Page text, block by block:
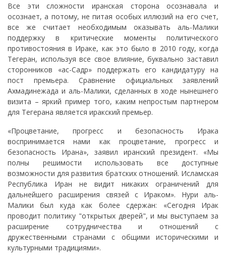
Все эти сложности иранская сторона осознавала и
осознает, а потому, не питая особых иллюзий на его счет,
все же считает необходимым оказывать аль-Малики
поддержку в критические моменты политического
противостояния в Ираке, как это было в 2010 году, когда
Тегеран, используя все свое влияние, буквально заставил
сторонников «ас-Садр» поддержать его кандидатуру на
пост премьера. Сравнение официальных заявлений
Ахмадинежада и аль-Малики, сделанных в ходе нынешнего
визита – яркий пример того, каким непростым партнером
для Тегерана является иракский премьер.
«Процветание, прогресс и безопасность Ирака
воспринимается нами как процветание, прогресс и
безопасность Ирана», заявил иранский президент. «Мы
полны решимости использовать все доступные
возможности для развития братских отношений. Исламская
Республика Иран не видит никаких ограничений для
дальнейшего расширения связей с Ираком». Нури аль-
Малики был куда как более сдержан: «Сегодня Ирак
проводит политику "открытых дверей", и мы выступаем за
расширение сотрудничества и отношений с
дружественными странами с общими историческими и
культурными традициями».